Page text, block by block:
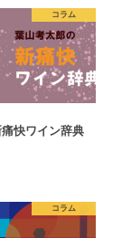
コラム
快ワイン辞典
コラム